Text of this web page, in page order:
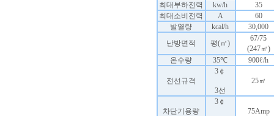
최대부하전력
kw/h
35
최대소비전력
A
60
발열량
kcal/h
30,000
난방면적
평(㎡)
67/75
(247㎡)
온수량
35℃ 900ℓ/h
전선규격
3￠
3선
25㎡
차단기용량
3￠
75Amp